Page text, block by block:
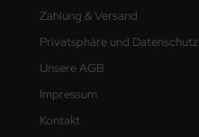
Zahlung & Versand
Privatsphäre und Datenschutz
Unsere AGB
Impressum
Kontakt